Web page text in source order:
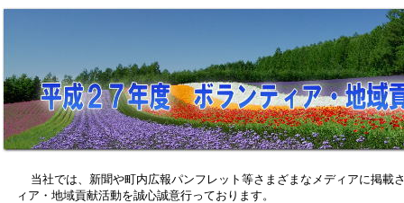
当社では、新聞や町内広報パンフレット等さまざまなメディアに掲載
ィア・地域貢献活動を誠心誠意行っております。